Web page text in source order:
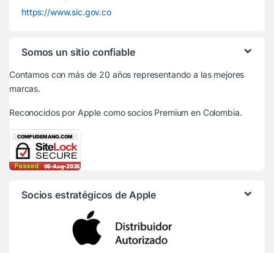
https://www.sic.gov.co
Somos un sitio confiable
Contamos con más de 20 años representando a las mejores
marcas.
Reconocidos por Apple como socios Premium en Colombia.
Socios estratégicos de Apple